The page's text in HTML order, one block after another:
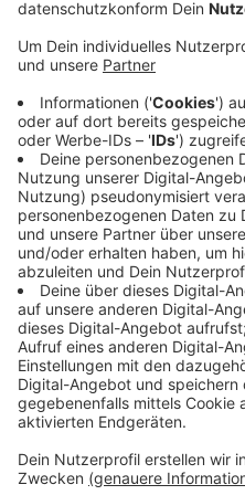
ASEAG-Linie 50
Außerdem soll auch
Burtscheid eine neue
Brand und Eilendorf
Damit hofft die Stadt
Stadtteile besser
können. Die geplanten
aktuellem Stand jährlich
kosten.
Der
Donnerstagabend (20:30
beraten.
Veröffentlicht:Donnerstag,
Anzeige